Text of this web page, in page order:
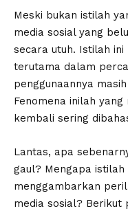
Meski bukan istilah
media sosial yang
secara utuh. Istilah ini
terutama dalam
penggunaannya
Fenomena inilah
kembali sering
Lantas, apa
gaul? Mengapa
menggambarkan
media sosial? Berikut